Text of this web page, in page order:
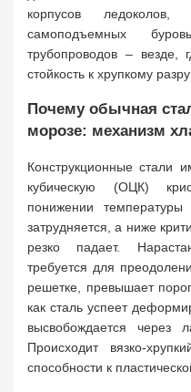
корпусов
самоподъемных
трубопроводов – везде,
стойкость к хрупкому
Почему обычная
морозе: механизм
Конструкционные стали
кубическую (ОЦК)
понижении
затрудняется, а ниже
резко падает.
требуется для
решетке, превышает
как сталь успеет
высвобождается через
Происходит вязко-
способности к